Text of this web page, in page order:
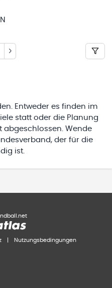
Entweder es finden im
statt oder die Planung
abgeschlossen. Wende
der für die
ist.
Nutzungsbedingungen